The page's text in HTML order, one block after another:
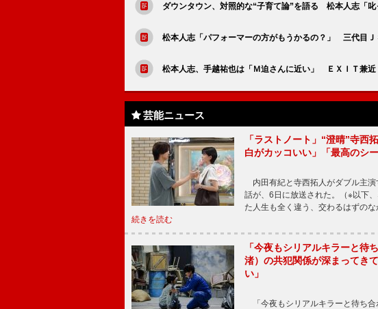
ダウンタウン、対照的な“子育て論”を語る 松本人志「叱
松本人志「パフォーマーの方がもうかるの？」 三代目Ｊ
松本人志、手越祐也は「Ｍ迫さんに近い」 ＥＸＩＴ兼近
芸能ニュース
「ラストノート」“澄晴”寺西
白がカッコいい」「最高のシ
内田有紀と寺西拓人がダブル主
話が、6日に放送された。（※以下
た人生も全く違う、交わるはずの
続きを読む
「今夜もシリアルキラーと待
渚）の共犯関係が深まってき
い」
「今夜もシリアルキラーと待ち